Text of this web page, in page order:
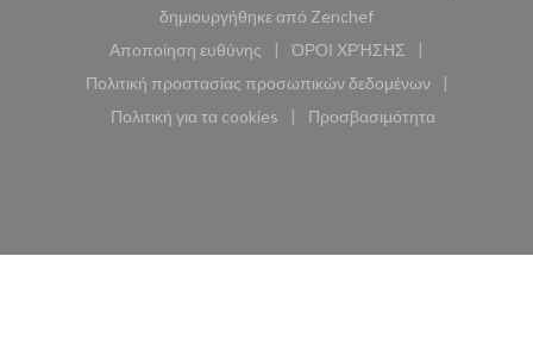
δημιουργήθηκε από Zenchef((ανοίγει σε νέο
Αποποίηση ευθύνης
((ανοίγει σε νέο παράθυρο))
ΌΡΟΙ ΧΡΉΣΗΣ
((ανοίγει σε νέο
Πολιτική προστασίας προσωπικών δεδομένων
((ανοίγει σε νέο παράθυρο))
Πολιτική για τα cookies
((ανοίγει σε νέο παράθυρο))
Προσβασιμότητα
((ανοίγει σε νέο